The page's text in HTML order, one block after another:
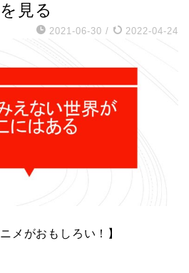
見る
2021-06-30 / 2022-04-24
メがおもしろい！】